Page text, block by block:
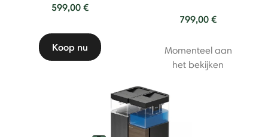
599,00 €
Koop nu
799,00 €
Momenteel aan
het bekijken